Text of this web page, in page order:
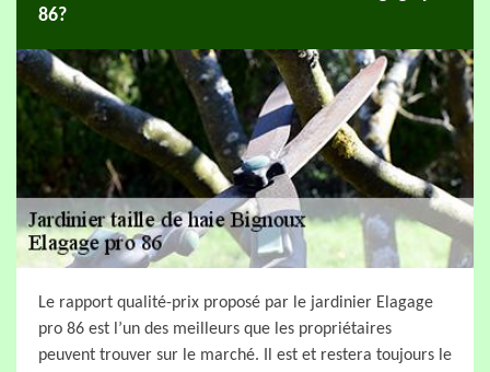
86?
Le rapport qualité-prix proposé par le jardinier Elagage
pro 86 est l’un des meilleurs que les propriétaires
peuvent trouver sur le marché. Il est et restera toujours le